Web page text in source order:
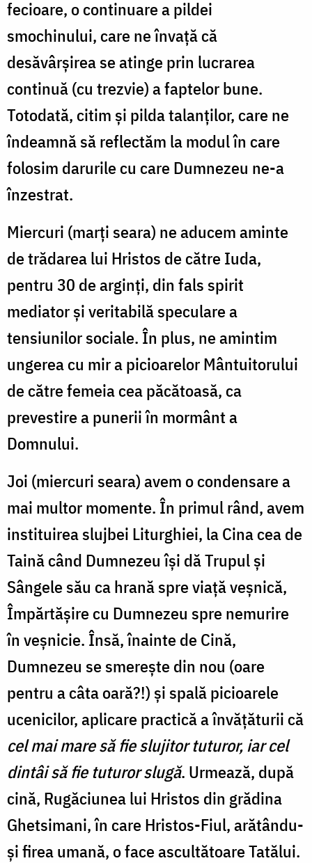
fecioare, o continuare a pildei
smochinului, care ne învaţă că
desăvârşirea se atinge prin lucrarea
continuă (cu trezvie) a faptelor bune.
Totodată, citim şi pilda talanţilor, care ne
îndeamnă să reflectăm la modul în care
folosim darurile cu care Dumnezeu ne-a
înzestrat.
Miercuri (marţi seara) ne aducem aminte
de trădarea lui Hristos de către Iuda,
pentru 30 de arginţi, din fals spirit
mediator şi veritabilă speculare a
tensiunilor sociale. În plus, ne amintim
ungerea cu mir a picioarelor Mântuitorului
de către femeia cea păcătoasă, ca
prevestire a punerii în mormânt a
Domnului.
Joi (miercuri seara) avem o condensare a
mai multor momente. În primul rând, avem
instituirea slujbei Liturghiei, la Cina cea de
Taină când Dumnezeu îşi dă Trupul şi
Sângele său ca hrană spre viaţă veşnică,
Împărtăşire cu Dumnezeu spre nemurire
în veşnicie. Însă, înainte de Cină,
Dumnezeu se smereşte din nou (oare
pentru a câta oară?!) şi spală picioarele
ucenicilor, aplicare practică a învăţăturii că
cel mai mare să fie slujitor tuturor, iar cel
dintâi să fie tuturor slugă. Urmează, după
cină, Rugăciunea lui Hristos din grădina
Ghetsimani, în care Hristos-Fiul, arătându-
şi firea umană, o face ascultătoare Tatălui.